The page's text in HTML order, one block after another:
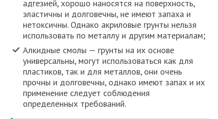
адгезией, хорошо наносятся на поверхность,
эластичны и долговечны, не имеют запаха и
нетоксичны. Однако акриловые грунты нельзя
использовать по металлу и другим материалам;
Алкидные смолы — грунты на их основе
универсальны, могут использоваться как для
пластиков, так и для металлов, они очень
прочны и долговечны, однако имеют запах и их
применение следует соблюдения
определенных требований.